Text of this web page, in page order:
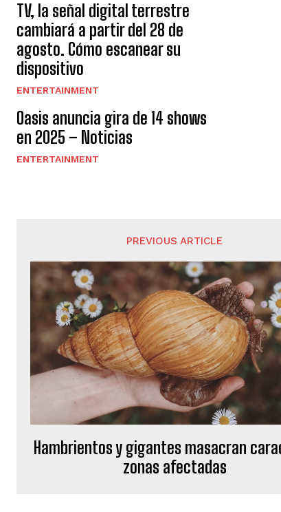
TV, la señal digital terrestre
cambiará a partir del 28 de
agosto. Cómo escanear su
dispositivo
ENTERTAINMENT
Oasis anuncia gira de 14 shows
en 2025 – Noticias
ENTERTAINMENT
PREVIOUS ARTICLE
Hambrientos y gigantes masacran
zonas afectadas